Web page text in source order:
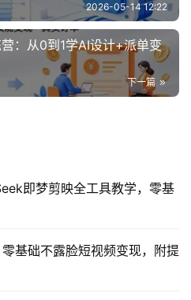
2026-05-14 12:22
：从0到1学AI设计+派单变
下一篇
即梦剪映全工具教学，零基
基础不露脸短视频变现，附提